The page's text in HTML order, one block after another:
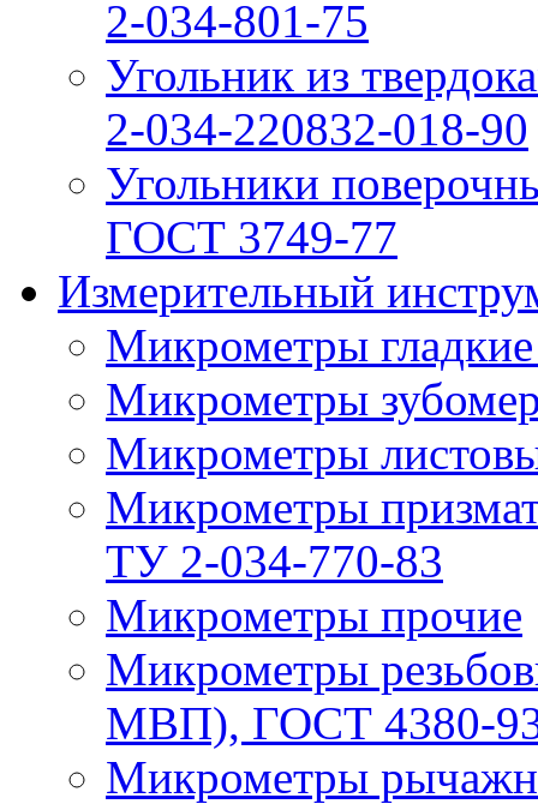
2-034-801-75
Угольник из
2-034-220832-018-90
Угольники
ГОСТ 3749-77
Измерительный
Микрометры
Микрометры
Микрометры
Микрометры
ТУ 2-034-770-83
Микрометры прочие
Микрометры
МВП), ГОСТ 4380-
Микрометры